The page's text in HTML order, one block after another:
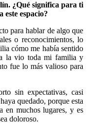
¿Qué significa para ti
espacio?
para hablar de algo que
o reconocimientos, lo
cómo me había sentido
la vio toda mi familia y
fue lo más valioso para
sin expectativas, casi
quedado, porque esta
en muchos lugares, y es
doloroso.